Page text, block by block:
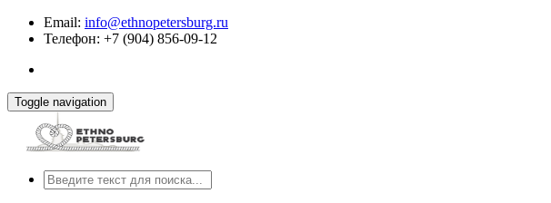
Email: info@ethnopetersburg.ru
Телефон: +7 (904) 856-09-12
Toggle navigation